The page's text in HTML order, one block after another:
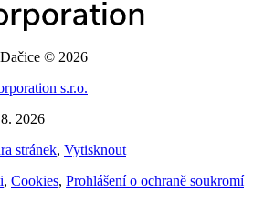
© 2026
s.r.o.
2026
stránek, Vytisknout
, Cookies, Prohlášení o ochraně soukromí